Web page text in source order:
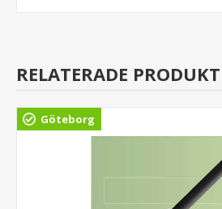
RELATERADE
Göteborg